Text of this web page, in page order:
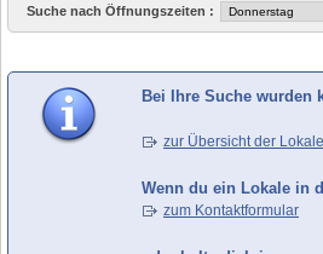
Suche nach Öffnungszeiten :
Bei Ihre Suche wurden
zur Übersicht der Lokale
Wenn du ein Lokale in
zum Kontaktformular